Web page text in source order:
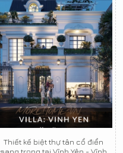
Thiết kế biệt thự tân cổ điển
sang trọng tại Vĩnh Yên - Vĩnh